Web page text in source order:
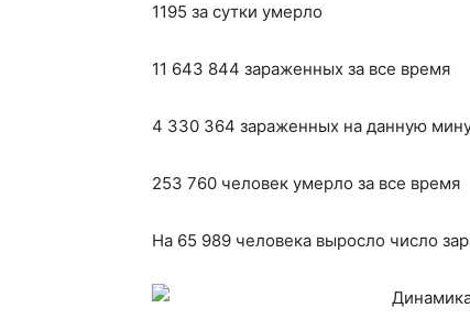
1195 за сутки умерло
11 643 844 зараженных за все время
4 330 364 зараженных на данную
253 760 человек умерло за все время
На 65 989 человека выросло число